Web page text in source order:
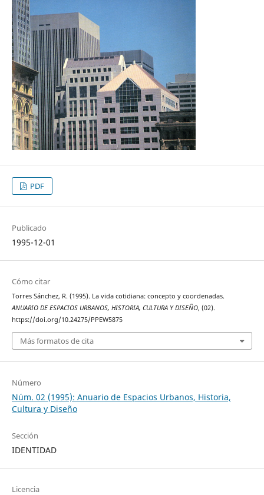
PDF
Publicado
1995-12-01
Cómo citar
Torres Sánchez, R. (1995). La vida cotidiana: concepto y coordenadas.
ANUARIO DE ESPACIOS URBANOS, HISTORIA, CULTURA Y DISEÑO, (02).
https://doi.org/10.24275/PPEW5875
Más formatos de cita
Número
Núm. 02 (1995): Anuario de Espacios Urbanos, Historia,
Cultura y Diseño
Sección
IDENTIDAD
Licencia